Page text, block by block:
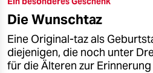
epaper login
Die Wunschtaz
Eine Original-taz als
diejenigen, die noch unter
für die Älteren zur